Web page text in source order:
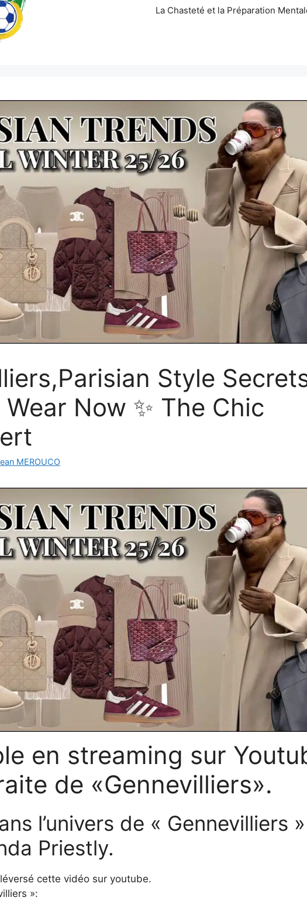
La Chasteté et la Préparation
Style
Now ✨ The Chic
MEROUCO
en streaming sur
de «Gennevilliers».
l’univers de « Gennevilliers »
Priestly.
cette vidéo sur youtube.
»: